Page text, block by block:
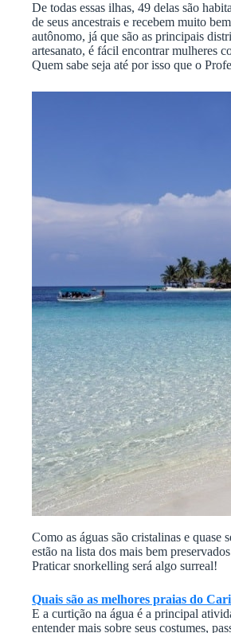
De todas essas ilhas, 49 delas são
de seus ancestrais e recebem muito
autônomo, já que são as principais
artesanato, é fácil encontrar mulheres
Quem sabe seja até por isso que o
Como as águas são cristalinas e
estão na lista dos mais bem
Praticar snorkelling será algo surreal!
Quais são as melhores praias do
E a curtição na água é a principal
entender mais sobre seus costumes,